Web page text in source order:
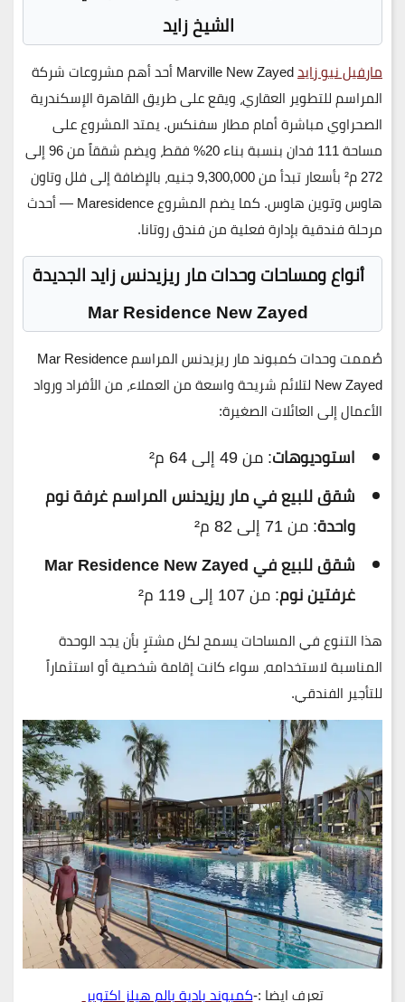
الشيخ زايد
مارفيل نيو زايد
أحد أهم مشروعات شركة
المراسم للتطوير العقاري، ويقع على طريق القاهرة الإسكندرية
الصحراوي مباشرة أمام مطار سفنكس. يمتد المشروع على
مساحة111 فدان
بنسبة بناء 20% فقط، ويضم شققاً من 96 إلى
272 م² بأسعار تبدأ من
9,300,000 جنيه
، بالإضافة إلى فلل وتاون
هاوس وتوين هاوس. كما يضم المشروعMaresidence— أحدث
مرحلة فندقية بإدارة فعلية من فندق روتانا.
أنواع ومساحات وحدات مار ريزيدنس زايد الجديدة
Mar Residence New Zayed
صُممت وحدات
كمبوند مار ريزيدنس المراسم Mar Residence
New Zayed لتلائم شريحة واسعة من العملاء، من الأفراد ورواد
الأعمال إلى العائلات الصغيرة:
استوديوهات: من 49 إلى 64 م²
شقق للبيع في مار ريزيدنس المراسم غرفة نوم
واحدة: من 71 إلى 82 م²
شقق للبيع في Mar Residence New Zayed
غرفتين نوم: من 107 إلى 119 م²
هذا التنوع في المساحات يسمح لكل مشترٍ بأن يجد الوحدة
المناسبة لاستخدامه، سواء كانت إقامة شخصية أو استثماراً
للتأجير الفندقي.
تعرف ايضا :-كمبوند بادية بالم هيلز اكتوبر